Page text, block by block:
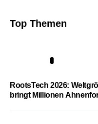
Top Themen
RootsTech 2026:
bringt Millionen